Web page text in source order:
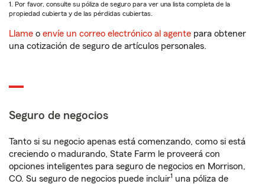
1. Por favor, consulte su póliza de seguro para ver una lista completa de la
propiedad cubierta y de las pérdidas cubiertas.
Llame o envíe un correo electrónico al agente para obtener
una cotización de seguro de artículos personales.
Seguro de negocios
Tanto si su negocio apenas está comenzando, como si está
creciendo o madurando, State Farm le proveerá con
opciones inteligentes para seguro de negocios en Morrison,
CO. Su seguro de negocios puede incluir1 una póliza de